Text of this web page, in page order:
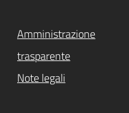
Amministrazione
trasparente
Note legali